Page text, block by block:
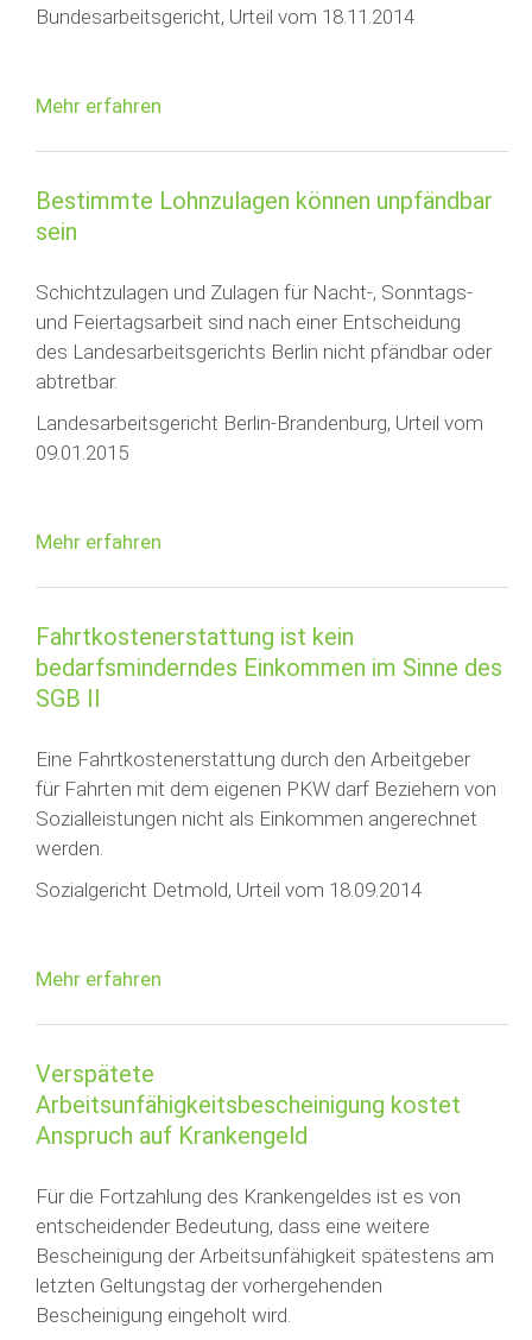
Bundesarbeitsgericht, Urteil vom 18.11.2014
Mehr erfahren
Bestimmte Lohnzulagen können unpfändbar
sein
Schichtzulagen und Zulagen für Nacht-, Sonntags-
und Feiertagsarbeit sind nach einer Entscheidung
des Landesarbeitsgerichts Berlin nicht pfändbar oder
abtretbar.
Landesarbeitsgericht Berlin-Brandenburg, Urteil vom
09.01.2015
Mehr erfahren
Fahrtkostenerstattung ist kein
bedarfsminderndes Einkommen im Sinne des
SGB II
Eine Fahrtkostenerstattung durch den Arbeitgeber
für Fahrten mit dem eigenen PKW darf Beziehern von
Sozialleistungen nicht als Einkommen angerechnet
werden.
Sozialgericht Detmold, Urteil vom 18.09.2014
Mehr erfahren
Verspätete
Arbeitsunfähigkeitsbescheinigung kostet
Anspruch auf Krankengeld
Für die Fortzahlung des Krankengeldes ist es von
entscheidender Bedeutung, dass eine weitere
Bescheinigung der Arbeitsunfähigkeit spätestens am
letzten Geltungstag der vorhergehenden
Bescheinigung eingeholt wird.